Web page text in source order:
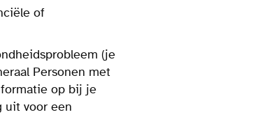
of
(je
Personen met
op bij je
uit voor een